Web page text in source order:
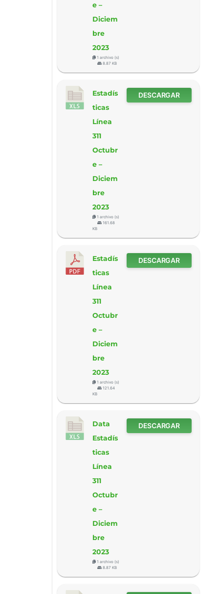
e –
Diciem
bre
2023
1 archivo (s)
8.87 KB
Estadís
ticas
Línea
311
Octubr
e –
Diciem
bre
2023
1 archivo (s)
161.68
KB
DESCARGAR
Estadís
ticas
Línea
311
Octubr
e –
Diciem
bre
2023
1 archivo (s)
121.64
KB
DESCARGAR
Data
Estadís
ticas
Línea
311
Octubr
e –
Diciem
bre
2023
1 archivo (s)
8.87 KB
DESCARGAR